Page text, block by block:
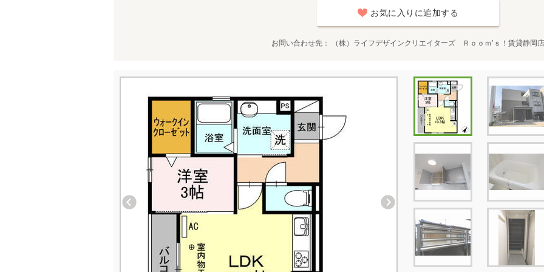
お気に入りに追加する
お問い合わせ先 （株）ライフデザインクリエイターズ Ｒｏｏｍ’ｓ！賃貸静岡店